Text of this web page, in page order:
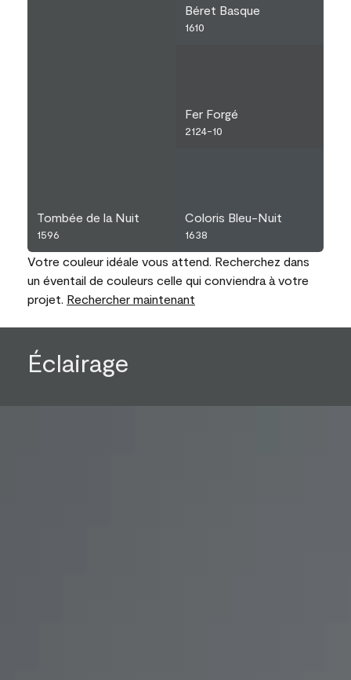
Tombée de la Nuit
1596
Béret Basque
1610
Fer Forgé
2124-10
Coloris Bleu-Nuit
1638
Votre couleur idéale vous attend. Recherchez dans
un éventail de couleurs celle qui conviendra à votre
projet. Rechercher maintenant
Éclairage